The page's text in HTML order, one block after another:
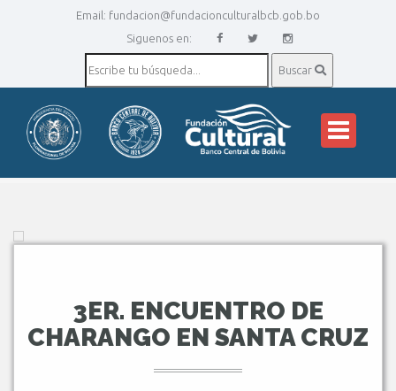
Email: fundacion@fundacionculturalbcb.gob.bo
Siguenos en:
Buscar
3ER. ENCUENTRO DE
CHARANGO EN SANTA CRUZ